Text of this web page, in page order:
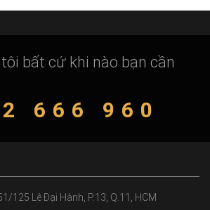
bất cứ khi nào bạn cần
666 960
125 Lê Đại Hành, P.13, Q.11, HCM